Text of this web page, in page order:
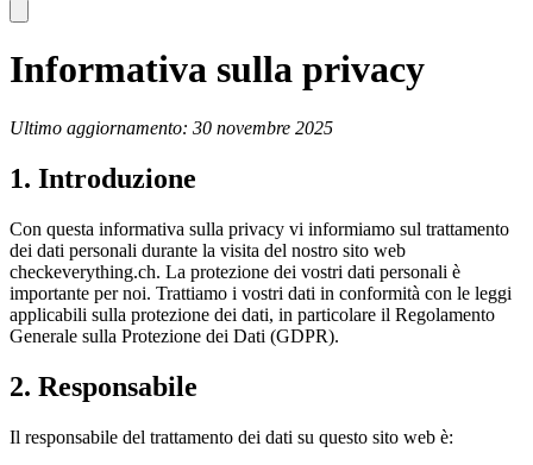
Informativa sulla privacy
Ultimo aggiornamento: 30 novembre 2025
1. Introduzione
Con questa informativa sulla privacy vi informiamo sul trattamento
dei dati personali durante la visita del nostro sito web
checkeverything.ch. La protezione dei vostri dati personali è
importante per noi. Trattiamo i vostri dati in conformità con le leggi
applicabili sulla protezione dei dati, in particolare il Regolamento
Generale sulla Protezione dei Dati (GDPR).
2. Responsabile
Il responsabile del trattamento dei dati su questo sito web è: